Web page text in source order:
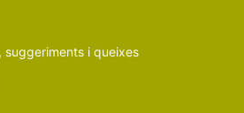
suggeriments i queixes